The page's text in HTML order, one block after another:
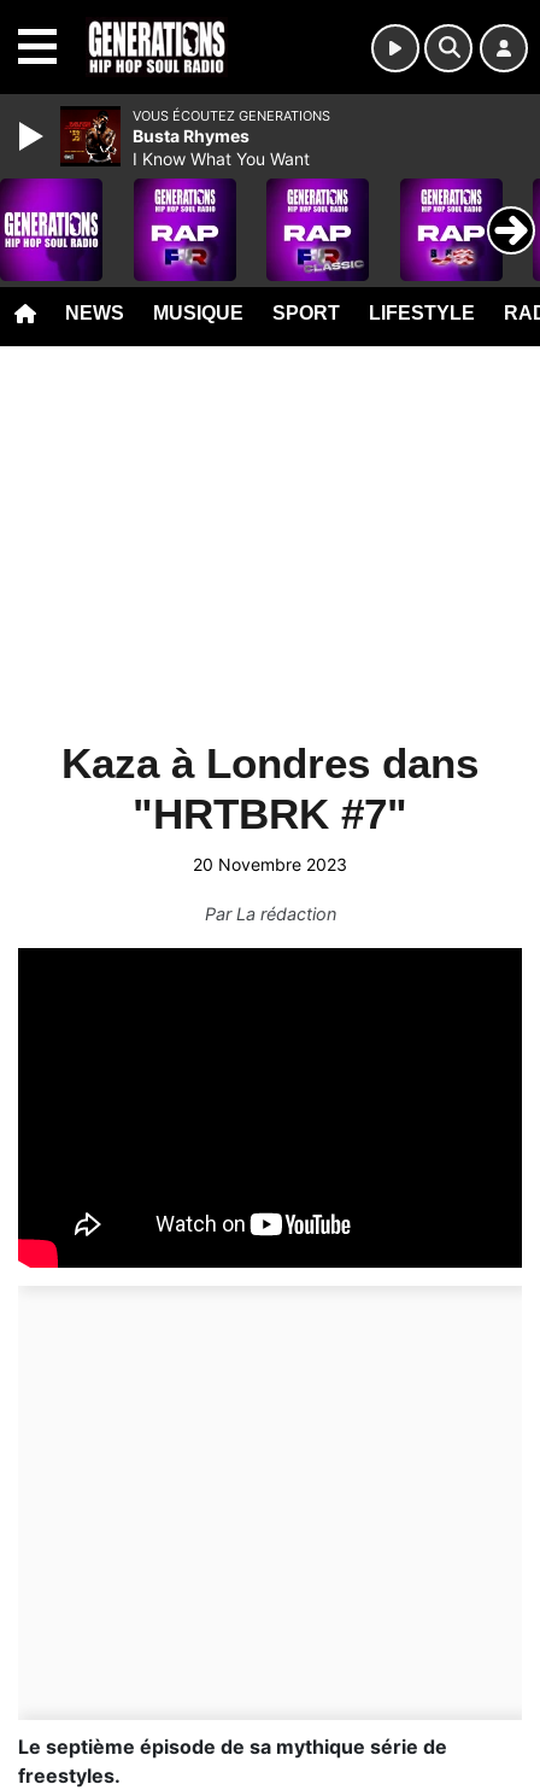
NEWS MUSIQUE SPORT LIFESTYLE
Kaza à Londres dans
"HRTBRK #7"
20 Novembre 2023
ParLa rédaction
Le septième épisode de sa mythique série de
freestyles.
VOUS ÉCOUTEZ GENERATIONS
Busta Rhymes
I Know What You Want